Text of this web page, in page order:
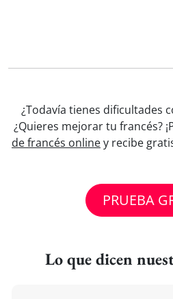
¿Todavía tienes dificultades
¿Quieres mejorar tu francés?
de francés onliney recibe
PRUEBA
Lo que dicen